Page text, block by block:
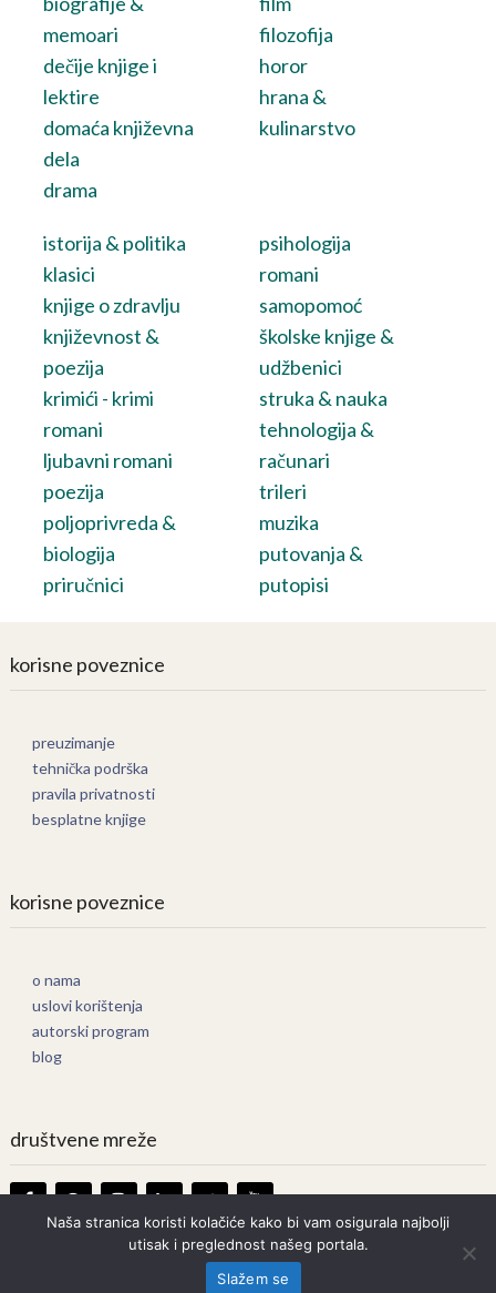
memoari
dečije knjige i
lektire
domaća književna
dela
drama
filozofija
horor
hrana &
kulinarstvo
istorija & politika
klasici
knjige o zdravlju
književnost &
poezija
krimići - krimi
romani
ljubavni romani
poezija
poljoprivreda &
biologija
priručnici
psihologija
romani
samopomoć
školske knjige &
udžbenici
struka & nauka
tehnologija &
računari
trileri
muzika
putovanja &
putopisi
korisne poveznice
preuzimanje
tehnička podrška
pravila privatnosti
besplatne knjige
korisne poveznice
o nama
uslovi korištenja
autorski program
blog
društvene mreže
Knjige OnlineCopyright © 2026.
Prava zadržana. Bilo kakvo kopiranje strogo zabranjeno.
Naša stranica koristi kolačiće kako bi vam osigurala najbolji
utisak i preglednost našeg portala.
Slažem se